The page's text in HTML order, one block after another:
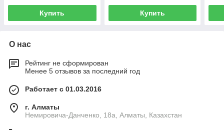
Купить Купить
О нас
Рейтинг не сформирован
Менее 5 отзывов за последний год
Работает с 01.03.2016
г. Алматы
Немировича-Данченко, 18а, Алматы, Казахстан